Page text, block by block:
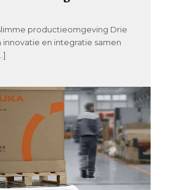
productieomgeving Drie
en integratie samen